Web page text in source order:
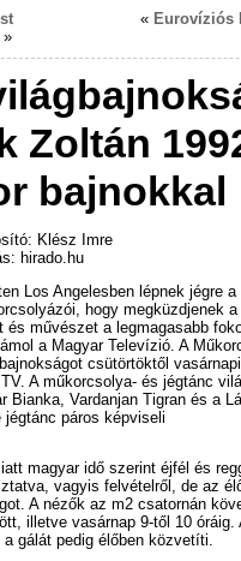
»
« Eurovíziós
Zoltán
bajnokkal
Klész Imre
hirado.hu
Los Angelesben lépnek jégre
hogy megküzdjenek
és művészet a legmagasabb
a Magyar Televízió. A
csütörtöktől
A műkorcsolya- és jégtánc
Bianka, Vardanjan Tigran és a
jégtánc páros képviseli
magyar idő szerint éjfél és
vagyis felvételről, de az
A nézők az m2 csatornán
illetve vasárnap 9-től 10
gálát pedig élőben közvetíti.